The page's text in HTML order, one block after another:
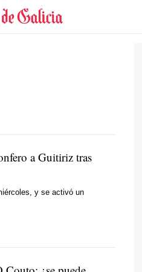
a Guitiriz tras
y se activó un